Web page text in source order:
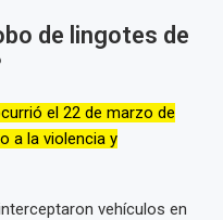
de lingotes de
el 22 de marzo de
a la violencia y
vehículos en